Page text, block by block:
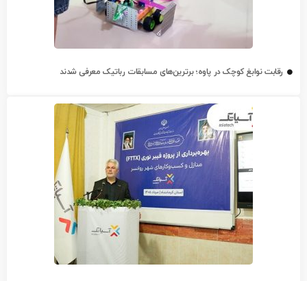
رقابت نوابغ کوچک در پاوه؛ برترین‌های مسابقات رباتیک معرفی شدند